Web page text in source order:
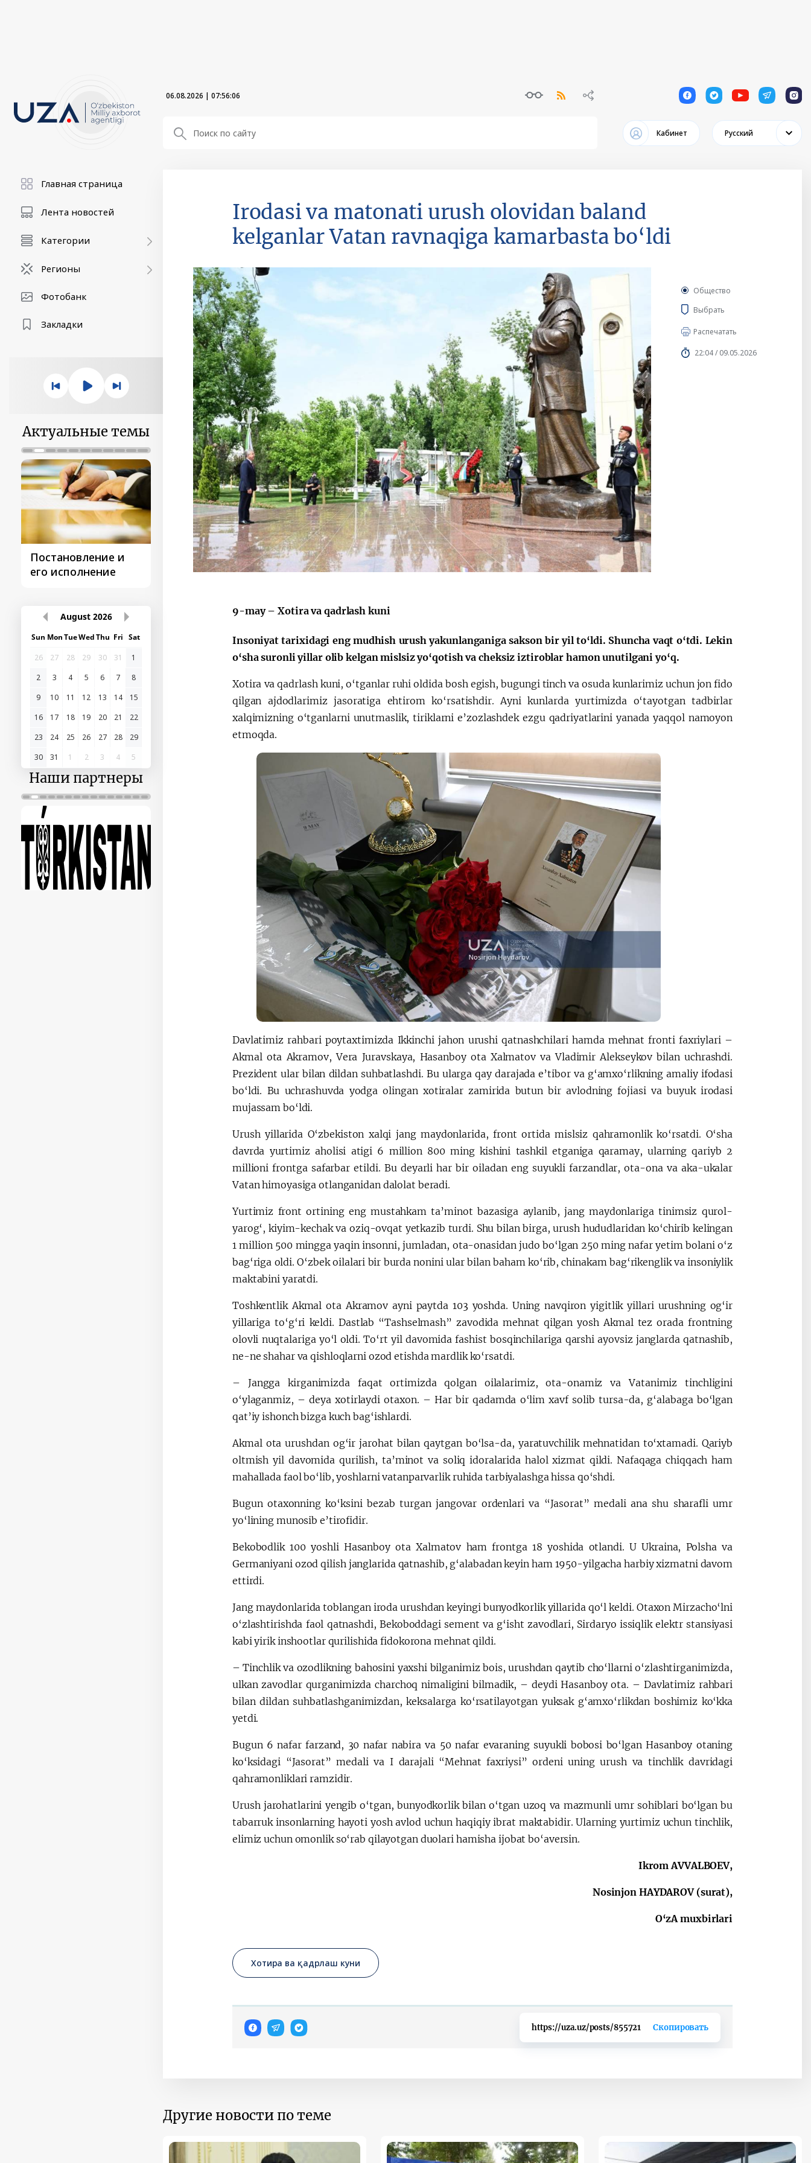
06.08.2026 | 07:56:08 1 1 1 1 1
Кабинет Русский
Главная страница
Лента новостей
Категории
Регионы
Фотобанк
Закладки
Актуальные темы
Постановление и
его исполнение
Поездки
Президента
Поручение
Президента – в
Видеоселекторные
совещания под
После визита
Президента…
August 2026
Sun MonTueWedThu Fri Sat
26
27 28 29 30 31
1
2
3 4 5 6 7
8
9
10 11 12 13 14
15
16
17 18 19 20 21
22
23
24 25 26 27 28
29
30
31 1 2 3 4 5
Наши партнеры
Irodasi va matonati urush olovidan baland
kelganlar Vatan ravnaqiga kamarbasta bo‘ldi
Общество
Выбрать
Распечатать
22:04 / 09.05.2026
9-may – Xotira va qadrlash kuni
Insoniyat tarixidagi eng mudhish urush yakunlanganiga sakson bir yil to‘ldi. Shuncha vaqt o‘tdi. Lekin
o‘sha suronli yillar olib kelgan mislsiz yo‘qotish va cheksiz iztiroblar hamon unutilgani yo‘q.
Xotira va qadrlash kuni, o‘tganlar ruhi oldida bosh egish, bugungi tinch va osuda kunlarimiz uchun jon fido
qilgan ajdodlarimiz jasoratiga ehtirom ko‘rsatishdir. Ayni kunlarda yurtimizda o‘tayotgan tadbirlar
xalqimizning o‘tganlarni unutmaslik, tiriklarni e’zozlashdek ezgu qadriyatlarini yanada yaqqol namoyon
etmoqda.
Davlatimiz rahbari poytaxtimizda Ikkinchi jahon urushi qatnashchilari hamda mehnat fronti faxriylari –
Akmal ota Akramov, Vera Juravskaya, Hasanboy ota Xalmatov va Vladimir Alekseykov bilan uchrashdi.
Prezident ular bilan dildan suhbatlashdi. Bu ularga qay darajada e’tibor va g‘amxo‘rlikning amaliy ifodasi
bo‘ldi. Bu uchrashuvda yodga olingan xotiralar zamirida butun bir avlodning fojiasi va buyuk irodasi
mujassam bo‘ldi.
Urush yillarida O‘zbekiston xalqi jang maydonlarida, front ortida mislsiz qahramonlik ko‘rsatdi. O‘sha
davrda yurtimiz aholisi atigi 6 million 800 ming kishini tashkil etganiga qaramay, ularning qariyb 2
millioni frontga safarbar etildi. Bu deyarli har bir oiladan eng suyukli farzandlar, ota-ona va aka-ukalar
Vatan himoyasiga otlanganidan dalolat beradi.
Yurtimiz front ortining eng mustahkam ta’minot bazasiga aylanib, jang maydonlariga tinimsiz qurol-
yarog‘, kiyim-kechak va oziq-ovqat yetkazib turdi. Shu bilan birga, urush hududlaridan ko‘chirib kelingan
1 million 500 mingga yaqin insonni, jumladan, ota-onasidan judo bo‘lgan 250 ming nafar yetim bolani o‘z
bag‘riga oldi. O‘zbek oilalari bir burda nonini ular bilan baham ko‘rib, chinakam bag‘rikenglik va insoniylik
maktabini yaratdi.
Toshkentlik Akmal ota Akramov ayni paytda 103 yoshda. Uning navqiron yigitlik yillari urushning og‘ir
yillariga to‘g‘ri keldi. Dastlab “Tashselmash” zavodida mehnat qilgan yosh Akmal tez orada frontning
olovli nuqtalariga yo‘l oldi. To‘rt yil davomida fashist bosqinchilariga qarshi ayovsiz janglarda qatnashib,
ne-ne shahar va qishloqlarni ozod etishda mardlik ko‘rsatdi.
– Jangga kirganimizda faqat ortimizda qolgan oilalarimiz, ota-onamiz va Vatanimiz tinchligini
o‘ylaganmiz, – deya xotirlaydi otaxon. – Har bir qadamda o‘lim xavf solib tursa-da, g‘alabaga bo‘lgan
qat’iy ishonch bizga kuch bag‘ishlardi.
Akmal ota urushdan og‘ir jarohat bilan qaytgan bo‘lsa-da, yaratuvchilik mehnatidan to‘xtamadi. Qariyb
oltmish yil davomida qurilish, ta’minot va soliq idoralarida halol xizmat qildi. Nafaqaga chiqqach ham
mahallada faol bo‘lib, yoshlarni vatanparvarlik ruhida tarbiyalashga hissa qo‘shdi.
Bugun otaxonning ko‘ksini bezab turgan jangovar ordenlari va “Jasorat” medali ana shu sharafli umr
yo‘lining munosib e’tirofidir.
Bekobodlik 100 yoshli Hasanboy ota Xalmatov ham frontga 18 yoshida otlandi. U Ukraina, Polsha va
Germaniyani ozod qilish janglarida qatnashib, g‘alabadan keyin ham 1950-yilgacha harbiy xizmatni davom
ettirdi.
Jang maydonlarida toblangan iroda urushdan keyingi bunyodkorlik yillarida qo‘l keldi. Otaxon Mirzacho‘lni
o‘zlashtirishda faol qatnashdi, Bekoboddagi sement va g‘isht zavodlari, Sirdaryo issiqlik elektr stansiyasi
kabi yirik inshootlar qurilishida fidokorona mehnat qildi.
– Tinchlik va ozodlikning bahosini yaxshi bilganimiz bois, urushdan qaytib cho‘llarni o‘zlashtirganimizda,
ulkan zavodlar qurganimizda charchoq nimaligini bilmadik, – deydi Hasanboy ota. – Davlatimiz rahbari
bilan dildan suhbatlashganimizdan, keksalarga ko‘rsatilayotgan yuksak g‘amxo‘rlikdan boshimiz ko‘kka
yetdi.
Bugun 6 nafar farzand, 30 nafar nabira va 50 nafar evaraning suyukli bobosi bo‘lgan Hasanboy otaning
ko‘ksidagi “Jasorat” medali va I darajali “Mehnat faxriysi” ordeni uning urush va tinchlik davridagi
qahramonliklari ramzidir.
Urush jarohatlarini yengib o‘tgan, bunyodkorlik bilan o‘tgan uzoq va mazmunli umr sohiblari bo‘lgan bu
tabarruk insonlarning hayoti yosh avlod uchun haqiqiy ibrat maktabidir. Ularning yurtimiz uchun tinchlik,
elimiz uchun omonlik so‘rab qilayotgan duolari hamisha ijobat bo‘aversin.
Ikrom AVVALBOEV,
Nosinjon HAYDAROV (surat),
O‘zA muxbirlari
Хотира ва қадрлаш куни
https://uza.uz/posts/855721 Скопировать
Другие новости по теме